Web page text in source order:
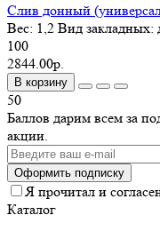
Слив донный
Вес: 1,2 Вид закладных:
100
2844.00р.
В корзину
50
Баллов дарим всем за
акции.
Оформить подписку
Я прочитал и
Каталог